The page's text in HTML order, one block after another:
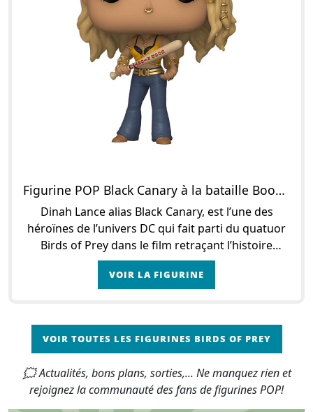
Figurine POP Black Canary à la bataille Boobytrap
Dinah Lance alias Black Canary, est l’une des
héroïnes de l’univers DC qui fait parti du quatuor
Birds of Prey dans le film retraçant l’histoire
d’Harley Quinn à la suite de sa séparation
VOIR LA FIGURINE
VOIR TOUTES LES FIGURINES BIRDS OF PREY
🗯 Actualités, bons plans, sorties,... Ne manquez rien et
rejoignez la communauté des fans de figurines POP!